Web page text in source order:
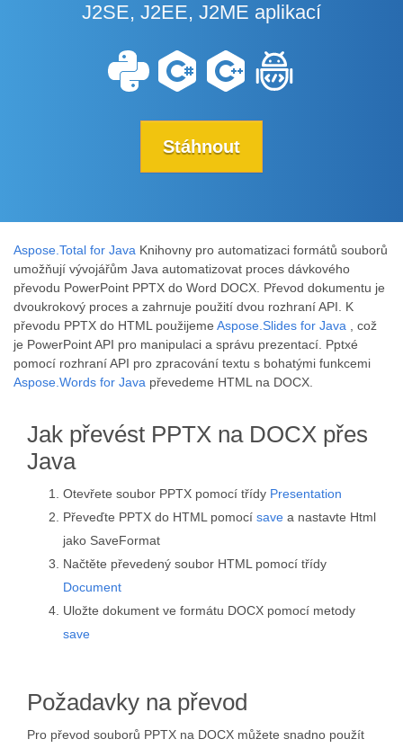
J2SE, J2EE, J2ME aplikací
Stáhnout
Aspose.Total for Java Knihovny pro automatizaci formátů souborů
umožňují vývojářům Java automatizovat proces dávkového
převodu PowerPoint PPTX do Word DOCX. Převod dokumentu je
dvoukrokový proces a zahrnuje použití dvou rozhraní API. K
převodu PPTX do HTML použijeme Aspose.Slides for Java , což
je PowerPoint API pro manipulaci a správu prezentací. Pptxé
pomocí rozhraní API pro zpracování textu s bohatými funkcemi
Aspose.Words for Java převedeme HTML na DOCX.
Jak převést PPTX na DOCX přes
Java
Otevřete soubor PPTX pomocí třídy Presentation
Převeďte PPTX do HTML pomocí save a nastavte Html
jako SaveFormat
Načtěte převedený soubor HTML pomocí třídy
Document
Uložte dokument ve formátu DOCX pomocí metody
save
Požadavky na převod
Pro převod souborů PPTX na DOCX můžete snadno použít